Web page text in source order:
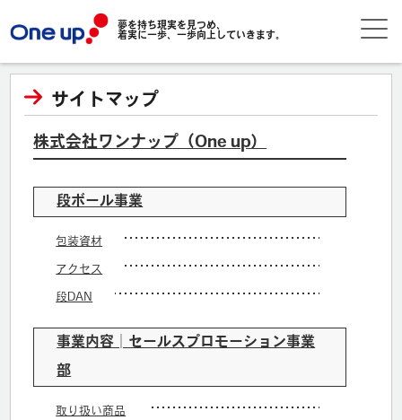
夢を持ち現実を見つめ、
着実に一歩、一歩向上していきます。
サイトマップ
株式会社ワンナップ（One up）
段ボール事業
包装資材
アクセス
段DAN
事業内容│セールスプロモーション事業
部
取り扱い商品